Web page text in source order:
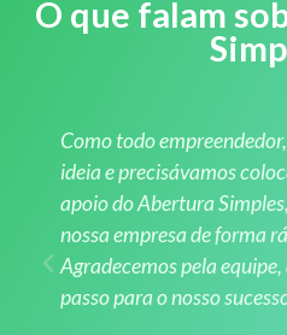
O que falam
Como todo
ideia e precisávamos
apoio do Abertura
nossa empresa de forma
Agradecemos pela
passo para o nosso